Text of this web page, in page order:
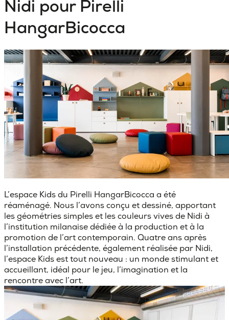
Nidi pour Pirelli
HangarBicocca
L’espace Kids du Pirelli HangarBicocca a été
réaménagé. Nous l’avons conçu et dessiné, apportant
les géométries simples et les couleurs vives de Nidi à
l’institution milanaise dédiée à la production et à la
promotion de l’art contemporain. Quatre ans après
l’installation précédente, également réalisée par Nidi,
l’espace Kids est tout nouveau : un monde stimulant et
accueillant, idéal pour le jeu, l’imagination et la
rencontre avec l’art.